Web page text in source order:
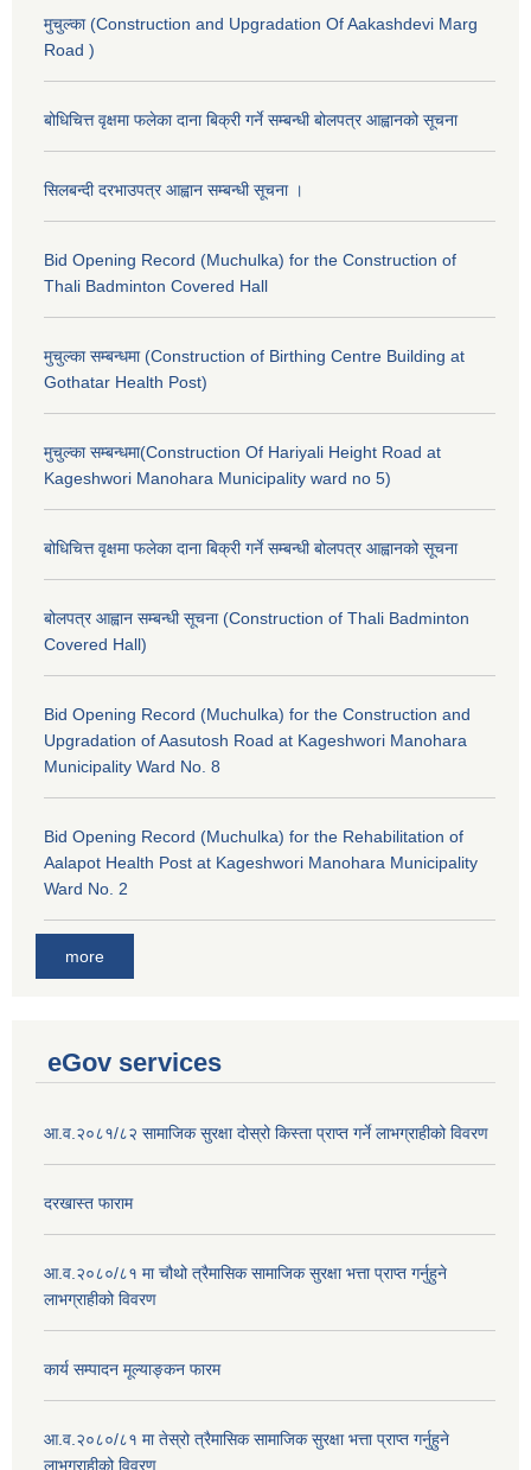
मुचुल्का (Construction and Upgradation Of Aakashdevi Marg
Road )
बोधिचित्त वृक्षमा फलेका दाना बिक्री गर्ने सम्बन्धी बोलपत्र आह्वानको सूचना
सिलबन्दी दरभाउपत्र आह्वान सम्बन्धी सूचना ।
Bid Opening Record (Muchulka) for the Construction of
Thali Badminton Covered Hall
मुचुल्का सम्बन्धमा (Construction of Birthing Centre Building at
Gothatar Health Post)
मुचुल्का सम्बन्धमा(Construction Of Hariyali Height Road at
Kageshwori Manohara Municipality ward no 5)
बोधिचित्त वृक्षमा फलेका दाना बिक्री गर्ने सम्बन्धी बोलपत्र आह्वानको सूचना
बोलपत्र आह्वान सम्बन्धी सूचना (Construction of Thali Badminton
Covered Hall)
Bid Opening Record (Muchulka) for the Construction and
Upgradation of Aasutosh Road at Kageshwori Manohara
Municipality Ward No. 8
Bid Opening Record (Muchulka) for the Rehabilitation of
Aalapot Health Post at Kageshwori Manohara Municipality
Ward No. 2
more
eGov services
आ.व.२०८१/८२ सामाजिक सुरक्षा दोस्रो किस्ता प्राप्त गर्ने लाभग्राहीको विवरण
दरखास्त फाराम
आ.व.२०८०/८१ मा चौथो त्रैमासिक सामाजिक सुरक्षा भत्ता प्राप्त गर्नुहुने
लाभग्राहीको विवरण
कार्य सम्पादन मूल्याङ्कन फारम
आ.व.२०८०/८१ मा तेस्रो त्रैमासिक सामाजिक सुरक्षा भत्ता प्राप्त गर्नुहुने
लाभग्राहीको विवरण